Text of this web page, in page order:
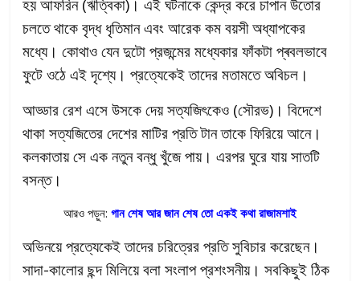
হয় আফরিন (ঋত্বিকা)। এই ঘটনাকে কেন্দ্র করে চাপান উতোর
চলতে থাকে বৃদ্ধ ধৃতিমান এবং আরেক কম বয়সী অধ্যাপকের
মধ্যে। কোথাও যেন দুটো প্রজন্মের মধ্যেকার ফাঁকটা প্ৰবলভাবে
ফুটে ওঠে এই দৃশ্যে। প্রত্যেকেই তাদের মতামতে অবিচল।
আড্ডার রেশ এসে উসকে দেয় সত্যজিৎকেও (সৌরভ)। বিদেশে
থাকা সত্যজিতের দেশের মাটির প্রতি টান তাকে ফিরিয়ে আনে।
কলকাতায় সে এক নতুন বন্ধু খুঁজে পায়। এরপর ঘুরে যায় সাতটি
বসন্ত।
আরও পড়ুন: গান শেষ আর জান শেষ তো একই কথা রাজামশাই
অভিনয়ে প্রত্যেকেই তাদের চরিত্রের প্রতি সুবিচার করেছেন।
সাদা-কালোর ছন্দ মিলিয়ে বলা সংলাপ প্রশংসনীয়। সবকিছুই ঠিক